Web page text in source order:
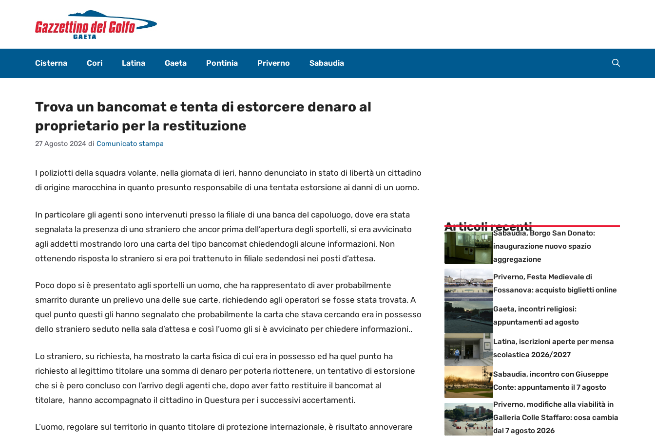
contenuto
Cisterna Cori Latina Gaeta Pontinia Priverno Sabaudia
Trova un bancomat e tenta di estorcere denaro al
proprietario per la restituzione
27 Agosto 2024 di Comunicato stampa
I poliziotti della squadra volante, nella giornata di ieri, hanno denunciato in stato di libertà un cittadino
di origine marocchina in quanto presunto responsabile di una tentata estorsione ai danni di un uomo.
In particolare gli agenti sono intervenuti presso la filiale di una banca del capoluogo, dove era stata
segnalata la presenza di uno straniero che ancor prima dell’apertura degli sportelli, si era avvicinato
agli addetti mostrando loro una carta del tipo bancomat chiedendogli alcune informazioni. Non
ottenendo risposta lo straniero si era poi trattenuto in filiale sedendosi nei posti d’attesa.
Poco dopo si è presentato agli sportelli un uomo, che ha rappresentato di aver probabilmente
smarrito durante un prelievo una delle sue carte, richiedendo agli operatori se fosse stata trovata. A
quel punto questi gli hanno segnalato che probabilmente la carta che stava cercando era in possesso
dello straniero seduto nella sala d’attesa e così l’uomo gli si è avvicinato per chiedere informazioni..
Lo straniero, su richiesta, ha mostrato la carta fisica di cui era in possesso ed ha quel punto ha
richiesto al legittimo titolare una somma di denaro per poterla riottenere, un tentativo di estorsione
che si è pero concluso con l’arrivo degli agenti che, dopo aver fatto restituire il bancomat al
titolare, hanno accompagnato il cittadino in Questura per i successivi accertamenti.
L’uomo, regolare sul territorio in quanto titolare di protezione internazionale, è risultato annoverare
Articoli recentiSabaudia, Borgo San Donato:
inaugurazione nuovo spazio
aggregazione
Priverno, Festa Medievale di
Fossanova: acquisto biglietti online
Gaeta, incontri religiosi:
appuntamenti ad agosto
Latina, iscrizioni aperte per mensa
scolastica 2026/2027
Sabaudia, incontro con Giuseppe
Conte: appuntamento il 7 agosto
Priverno, modifiche alla viabilità in
Galleria Colle Staffaro: cosa cambia
dal 7 agosto 2026